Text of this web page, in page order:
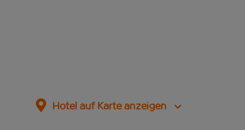
Hotel auf Karte anzeigen